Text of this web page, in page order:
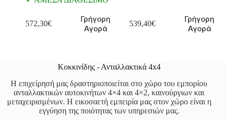
572,30€
Γρήγορη
Αγορά
539,40€
Γρήγορη
Αγορά
Κοκκινίδης - Ανταλλακτικά 4x4
Η επιχείρησή μας δραστηριοποιείται στο χώρο του εμπορίου
ανταλλακτικών αυτοκινήτων 4×4 και 4×2, καινούργιων και
μεταχειρισμένων. Η εικοσαετή εμπειρία μας στον χώρο είναι η
εγγύηση της ποιότητας των υπηρεσιών μας.